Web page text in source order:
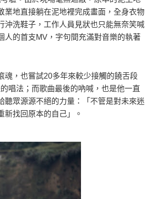
業地直接躺在泥地裡完成畫面，全身衣物
沖洗鞋子，工作人員見狀也只能無奈笑喊
人的首支MV，字句間充滿對音樂的執著
魂，也嘗試20多年來較少接觸的饒舌段
唱法；而歌曲最後的吶喊，也是他一直
眾源源不絕的力量：「不管是對未來迷
找回原本的自己」。